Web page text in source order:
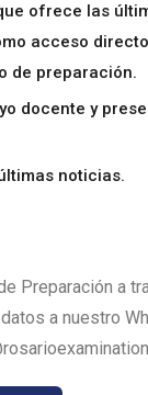
ofrece las
acceso
de preparación.
docente y
noticias.
Preparación a
a nuestro